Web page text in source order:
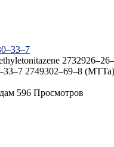
2749302–69–8
596 Просмотров